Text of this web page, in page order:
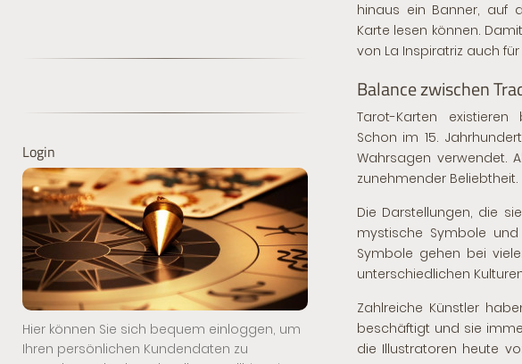
Login
Hier können Sie sich bequem einloggen, um
Ihren persönlichen Kundendaten zu
hinaus ein Banner, auf
Karte lesen können.
von La Inspiratriz auch
Balance zwischen
Tarot-Karten
Schon im 15.
Wahrsagen verwendet.
zunehmender Beliebtheit.
Die Darstellungen, die
mystische Symbole
Symbole gehen bei
unterschiedlichen
Zahlreiche Künstler
beschäftigt und sie
die Illustratoren heute